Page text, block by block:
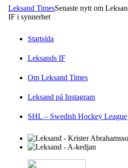
Leksand TimesSenaste nytt om
IF i synnerhet
Startsida
Leksands IF
Om Leksand Times
Leksand på Instagram
SHL – Swedish Hockey League